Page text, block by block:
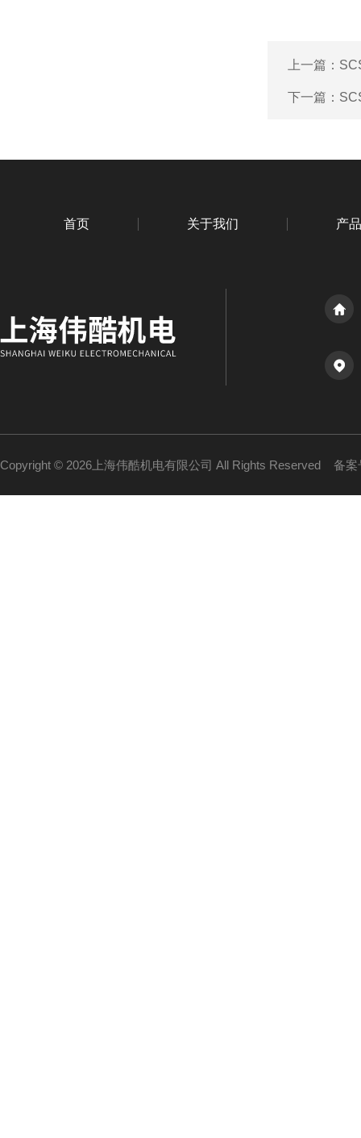
上一篇：
下一篇：
首页 关于我们 产
Copyright © 2026上海伟酷机电有限公司 All Rights Reserved 备案